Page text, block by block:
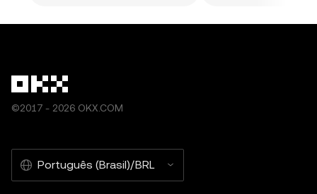
©2017 - 2026 OKX.COM
Português (Brasil)/BRL